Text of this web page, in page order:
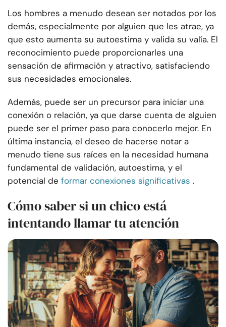
Los hombres a menudo desean ser notados por los
demás, especialmente por alguien que les atrae, ya
que esto aumenta su autoestima y valida su valía. El
reconocimiento puede proporcionarles una
sensación de afirmación y atractivo, satisfaciendo
sus necesidades emocionales.
Además, puede ser un precursor para iniciar una
conexión o relación, ya que darse cuenta de alguien
puede ser el primer paso para conocerlo mejor. En
última instancia, el deseo de hacerse notar a
menudo tiene sus raíces en la necesidad humana
fundamental de validación, autoestima, y el
potencial de formar conexiones significativas .
Cómo saber si un chico está
intentando llamar tu atención